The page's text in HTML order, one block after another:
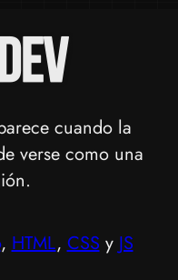
cuando la
verse como una
, HTML, CSS y JS